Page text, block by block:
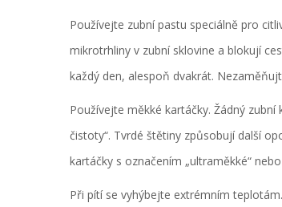
Používejte zubní pastu speciálně pro
mikrotrhliny v zubní sklovine a blokují
každý den, alespoň dvakrát.
Používejte měkké kartáčky. Žádný
čistoty“. Tvrdé štětiny způsobují další
kartáčky s označením „ultraměkké“
Při pítí se vyhýbejte extrémním